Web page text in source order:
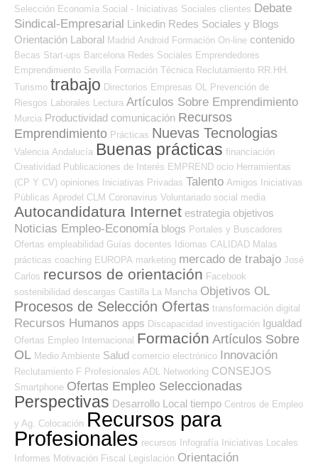
Selección Economía Social - Iniciativas Sociales clientes Debate
Sindical-Empresarial Linkedin Redes Sociales y Blogs
Orientación Laboral Madrid Android Formación On-line contenido
Becas Start-ups Barcelona Redes Sociales Emprendedores
Emprendimiento Sevilla Formación Técnica Reclutamiento RR.HH.
Turismo trabajo Directorios Empresas OL
Prevención de
Riesgos Laborales Lectura Artículos Sobre Emprendimiento
Murcia Productividad comunicación Recursos
Emprendimiento Prácticas Nuevas Tecnologias
Valencia Andalucía Buenas prácticas financiación
Creatividad Publicaciones de Interés EMPREND ocio Herramientas
(CP Y CV) opiniones Iniciativas Privadas Talento Amigos Iniciativas
Públicas Aprodel CLM Coronavirus Voluntariado social media
Autocandidatura Internet estrategia objetivos
Noticias Empleo-Economía blogs Portales y Buscadores
Ofertas empleabilidad Guías docentes Idiomas CALIDAD Malas
prácticas coaching EUROPA marketing mercado de trabajo José
Carlos recursos de orientación Facebook
sostenibilidad descargas Castilla La Mancha Objetivos OL
Procesos de Selección Ofertas transformación digital
Recursos Humanos apps Discapacidad investigación Igualdad
Ofertas Empleo Internacional Formación Artículos Sobre
OL Medio Ambiente Salud comercio electrónico Innovación
Reclutamiento F Profesionales ADL Networking CONSEJOS
Smartphone Ofertas Empleo Seleccionadas
Perspectivas Desarrollo Local tiempo Centros de Empleo
y Ag. Colocación Recursos para
Profesionales recursos Infografía Iniciativas Locales
Informes Motivación Fiscal Legislación Orientación